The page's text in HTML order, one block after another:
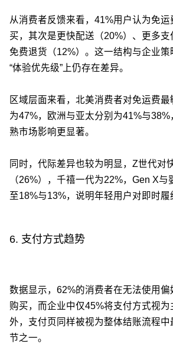
从消费者反馈来看，41%用户认为免
买，其次是更快配送（20%）、更多
免费退货（12%）。这一结构与企业策
“体验优先级”上仍存在差异。
区域层面来看，北美消费者对免运费
为47%，欧洲与亚太分别为41%与
熟市场影响更显著。
同时，代际差异也较为明显，Z世代对
（26%），千禧一代为22%，Gen X
至18%与13%，说明年轻用户对即时履
6. 支付方式趋势
数据显示，62%的消费者在无法使用
购买，而企业中仅45%将支付方式视
外，支付页同样被视为整体结账流程
节之一。